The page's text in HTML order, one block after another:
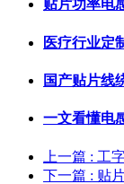
贴片功率电
医疗行业定
国产贴片线
一文看懂电
上一篇 : 工
下一篇 : 贴